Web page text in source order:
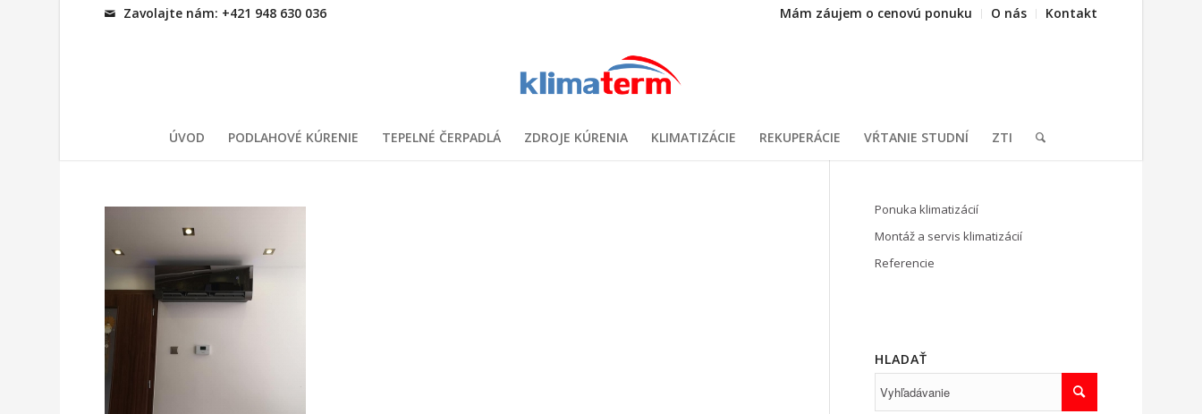
Mám záujem o cenovú ponuku O nás Kontakt
Zavolajte nám: +421 948 630 036
ÚVOD PODLAHOVÉ KÚRENIE TEPELNÉ ČERPADLÁ ZDROJE KÚRENIA KLIMATIZÁCIE REKUPERÁCIE VŔTANIE STUDNÍ ZTI
Ponuka klimatizácií
Montáž a servis klimatizácií
Referencie
HLADAŤ